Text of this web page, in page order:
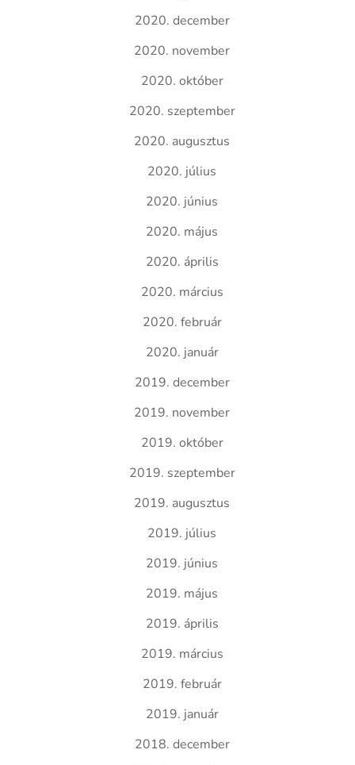
2020. december
2020. november
2020. október
2020. szeptember
2020. augusztus
2020. július
2020. június
2020. május
2020. április
2020. március
2020. február
2020. január
2019. december
2019. november
2019. október
2019. szeptember
2019. augusztus
2019. július
2019. június
2019. május
2019. április
2019. március
2019. február
2019. január
2018. december